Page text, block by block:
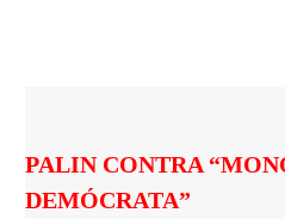
PALIN CONTRA
DEMÓCRATA”